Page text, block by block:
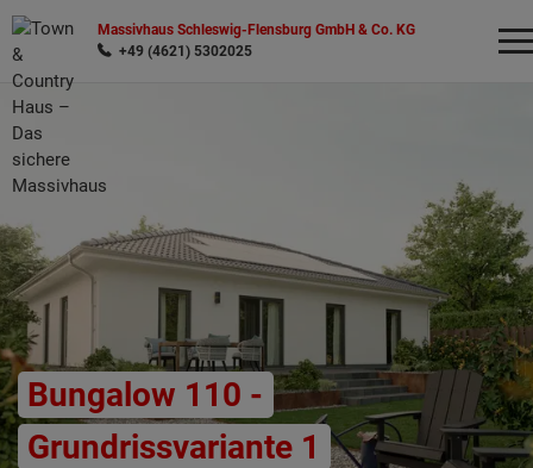
Massivhaus Schleswig-Flensburg GmbH & Co. KG
+49 (4621) 5302025
Bungalow 110 -
Grundrissvariante 1
Wonach möchten Sie suchen?